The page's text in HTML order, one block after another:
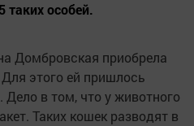
таких особей.
Домбровская приобрела
этого ей пришлось
в том, что у животного
Таких кошек разводят в